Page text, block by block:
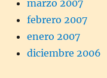
marzo 2007
febrero 2007
enero 2007
diciembre 2006